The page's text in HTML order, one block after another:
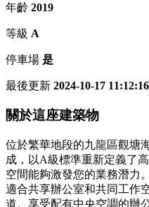
年齡 2019
等級 A
停車場 是
最後更新 2024-10-17 11:12:16
關於這座建築物
位於繁華地段的九龍區觀塘
成，以A級標準重新定義了
空間能夠激發您的業務潛力
適合共享辦公室和共同工作
道。享受配有中央空調的辦